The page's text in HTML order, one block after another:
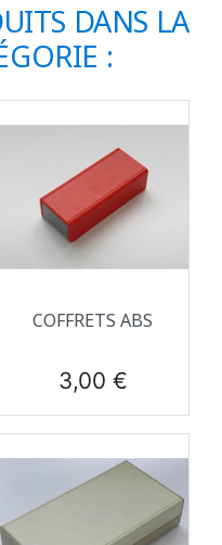
DANS LA
:
COFFRETS ABS
Prix
3,00 €